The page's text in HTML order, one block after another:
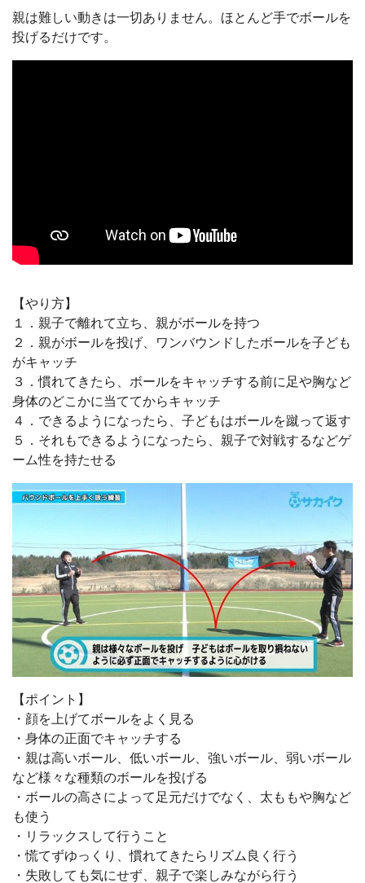
親は難しい動きは一切ありません。ほとんど手でボールを
投げるだけです。
【やり方】
１．親子で離れて立ち、親がボールを持つ
２．親がボールを投げ、ワンバウンドしたボールを子ども
がキャッチ
３．慣れてきたら、ボールをキャッチする前に足や胸など
身体のどこかに当ててからキャッチ
４．できるようになったら、子どもはボールを蹴って返す
５．それもできるようになったら、親子で対戦するなどゲ
ーム性を持たせる
【ポイント】
・顔を上げてボールをよく見る
・身体の正面でキャッチする
・親は高いボール、低いボール、強いボール、弱いボール
など様々な種類のボールを投げる
・ボールの高さによって足元だけでなく、太ももや胸など
も使う
・リラックスして行うこと
・慌てずゆっくり、慣れてきたらリズム良く行う
・失敗しても気にせず、親子で楽しみながら行う